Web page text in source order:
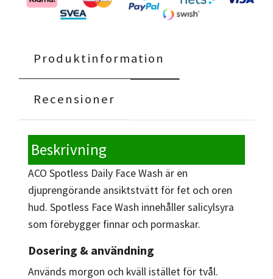
Produktinformation
Recensioner
Beskrivning
ACO Spotless Daily Face Wash är en
djuprengörande ansiktstvätt för fet och oren
hud. Spotless Face Wash innehåller salicylsyra
som förebygger finnar och pormaskar.
Dosering & användning
Används morgon och kväll istället för tvål.